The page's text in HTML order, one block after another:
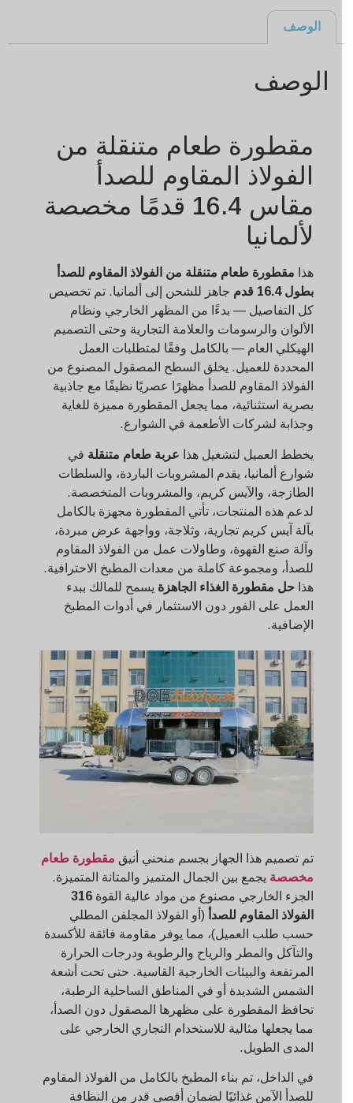
الوصف
الوصف
مقطورة طعام متنقلة من
الفولاذ المقاوم للصدأ
مقاس 16.4 قدمًا مخصصة
لألمانيا
هذامقطورة طعام متنقلة من الفولاذ المقاوم للصدأ
بطول 16.4 قدم
جاهز للشحن إلى ألمانيا. تم تخصيص
كل التفاصيل — بدءًا من المظهر الخارجي ونظام
الألوان والرسومات والعلامة التجارية وحتى التصميم
الهيكلي العام — بالكامل وفقًا لمتطلبات العمل
المحددة للعميل. يخلق السطح المصقول المصنوع من
الفولاذ المقاوم للصدأ مظهرًا عصريًا نظيفًا مع جاذبية
بصرية استثنائية، مما يجعل المقطورة مميزة للغاية
وجذابة لشركات الأطعمة في الشوارع.
يخطط العميل لتشغيل هذاعربة طعام متنقلةفي
شوارع ألمانيا، يقدم المشروبات الباردة، والسلطات
الطازجة، والآيس كريم، والمشروبات المتخصصة.
لدعم هذه المنتجات، تأتي المقطورة مجهزة بالكامل
بآلة آيس كريم تجارية، وثلاجة، وواجهة عرض مبردة،
وآلة صنع القهوة، وطاولات عمل من الفولاذ المقاوم
للصدأ، ومجموعة كاملة من معدات المطبخ الاحترافية.
هذاحل مقطورة الغذاء الجاهزةيسمح للمالك ببدء
العمل على الفور دون الاستثمار في أدوات المطبخ
الإضافية.
تم تصميم هذا الجهاز بجسم منحني أنيقمقطورة طعام
مخصصةيجمع بين الجمال المتميز والمتانة المتميزة.
الجزء الخارجي مصنوع من مواد عالية القوة316
الفولاذ المقاوم للصدأ(أو الفولاذ المجلفن المطلي
حسب طلب العميل)، مما يوفر مقاومة فائقة للأكسدة
والتآكل والمطر والرياح والرطوبة ودرجات الحرارة
المرتفعة والبيئات الخارجية القاسية. حتى تحت أشعة
الشمس الشديدة أو في المناطق الساحلية الرطبة،
تحافظ المقطورة على مظهرها المصقول دون الصدأ،
مما يجعلها مثالية للاستخدام التجاري الخارجي على
المدى الطويل.
في الداخل، تم بناء المطبخ بالكامل من الفولاذ المقاوم
للصدأ الآمن غذائيًا لضمان أقصى قدر من النظافة